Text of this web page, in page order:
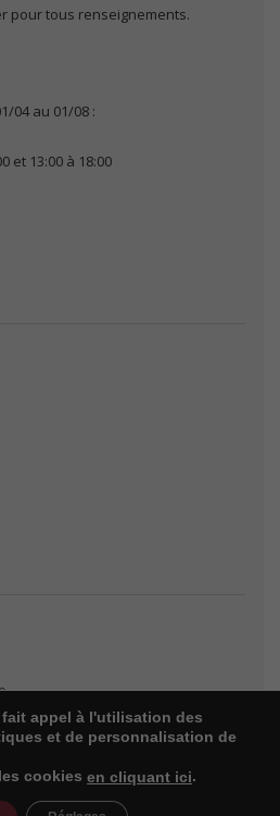
pour tous renseignements.
04 au 01/08 :
et 13:00 à 18:00
. Réalisation 01form.com
appel à l'utilisation des
et de personnalisation de
cookies en cliquant ici.